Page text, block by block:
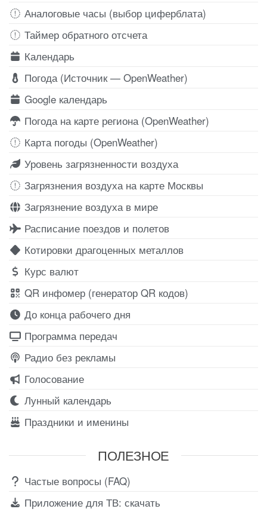
Аналоговые часы (выбор циферблата)
Таймер обратного отсчета
Календарь
Погода (Источник — OpenWeather)
Google календарь
Погода на карте региона (OpenWeather)
Карта погоды (OpenWeather)
Уровень загрязненности воздуха
Загрязнения воздуха на карте Москвы
Загрязнение воздуха в мире
Расписание поездов и полетов
Котировки драгоценных металлов
Курс валют
QR инфомер (генератор QR кодов)
До конца рабочего дня
Программа передач
Радио без рекламы
Голосование
Лунный календарь
Праздники и именины
ПОЛЕЗНОЕ
Частые вопросы (FAQ)
Приложение для ТВ: скачать